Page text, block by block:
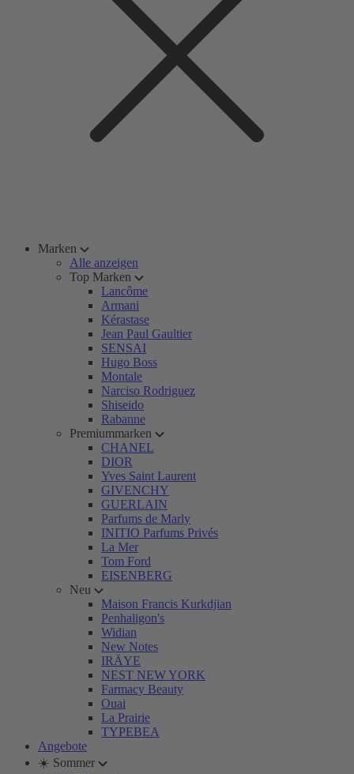
Marken
Alle anzeigen
Top Marken
Lancôme
Armani
Kérastase
Jean Paul Gaultier
SENSAI
Hugo Boss
Montale
Narciso Rodriguez
Shiseido
Rabanne
Premiummarken
CHANEL
DIOR
Yves Saint Laurent
GIVENCHY
GUERLAIN
Parfums de Marly
INITIO Parfums Privés
La Mer
Tom Ford
EISENBERG
Neu
Maison Francis Kurkdjian
Penhaligon's
Widian
New Notes
IRÄYE
NEST NEW YORK
Farmacy Beauty
Ouai
La Prairie
TYPEBEA
Angebote
☀️ Sommer